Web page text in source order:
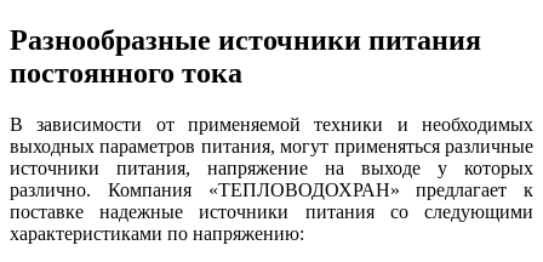
Разнообразные источники питания
постоянного тока
В зависимости от применяемой техники и необходимых
выходных параметров питания, могут применяться различные
источники питания, напряжение на выходе у которых
различно. Компания «ТЕПЛОВОДОХРАН» предлагает к
поставке надежные источники питания со следующими
характеристиками по напряжению: